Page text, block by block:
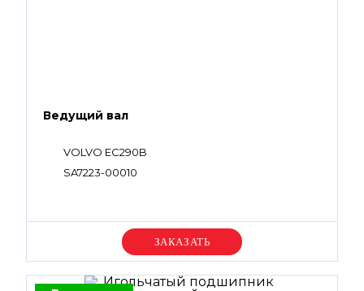
Ведущий вал
VOLVO EC290B
SA7223-00010
Уточняйте цену